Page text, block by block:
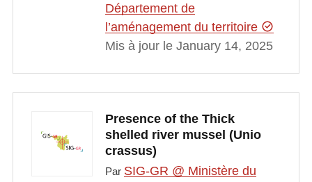
Département de
l’aménagement du territoire
Mis à jour le January 14, 2025
Presence of the Thick
shelled river mussel (Unio
crassus)
Par SIG-GR @ Ministère du